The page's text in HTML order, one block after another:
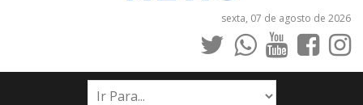
sexta, 07 de agosto de 2026
INÍCIO